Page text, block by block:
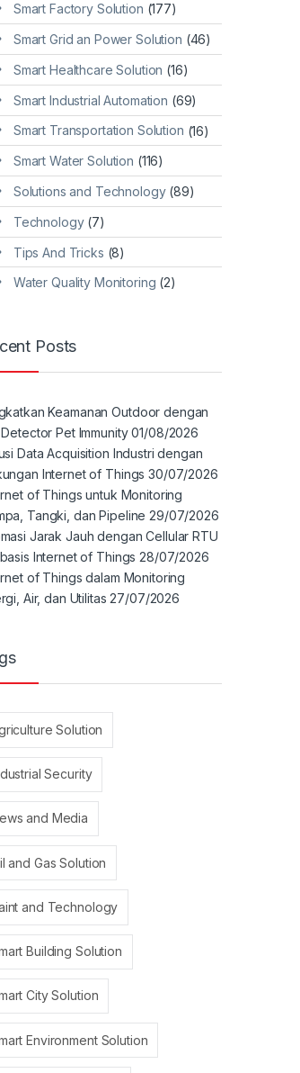
Smart Factory Solution (177)
Smart Grid an Power Solution (46)
Smart Healthcare Solution (16)
Smart Industrial Automation (69)
Smart Transportation Solution (16)
Smart Water Solution (116)
Solutions and Technology(89)
Technology(7)
Tips And Tricks (8)
Water Quality Monitoring (2)
Posts
Keamanan Outdoor dengan
Detector Pet Immunity 01/08/2026
Data Acquisition Industri dengan
Internet of Things 30/07/2026
of Things untuk Monitoring
Tangki, dan Pipeline 29/07/2026
Jarak Jauh dengan Cellular RTU
Internet of Things 28/07/2026
of Things dalam Monitoring
Air, dan Utilitas 27/07/2026
Solution
Security
and Media
and Gas Solution
and Technology
Building Solution
City Solution
Environment Solution